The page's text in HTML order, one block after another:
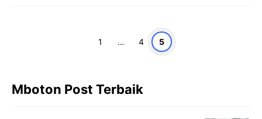
Halaman
1 … Halaman
4Halaman
5
Mboton Post Terbaik